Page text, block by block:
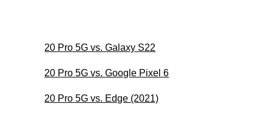
20 Pro 5G vs. Galaxy S22
20 Pro 5G vs. Google Pixel 6
20 Pro 5G vs. Edge (2021)